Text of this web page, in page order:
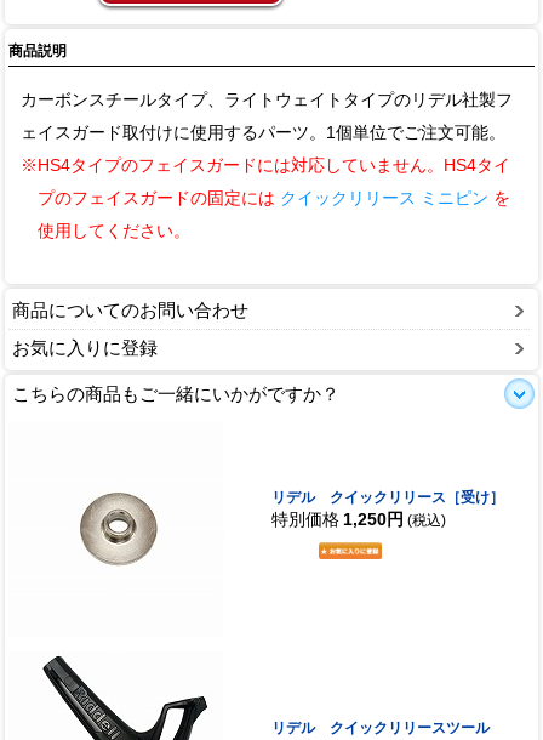
商品説明
カーボンスチールタイプ、ライトウェイトタイプのリデル社製フ
ェイスガード取付けに使用するパーツ。1個単位でご注文可能。
※HS4タイプのフェイスガードには対応していません。HS4タイ
プのフェイスガードの固定には クイックリリース ミニピン を
使用してください。
商品についてのお問い合わせ
お気に入りに登録
こちらの商品もご一緒にいかがですか？
リデル クイックリリース［受け］
特別価格 1,250円 (税込)
リデル クイックリリースツール